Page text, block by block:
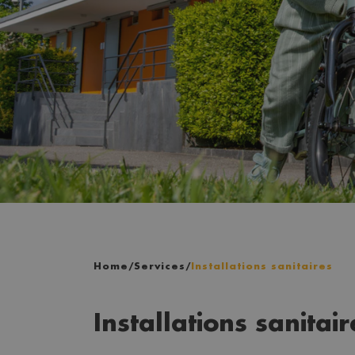
Home /Services /Installations sanitaires
Installations